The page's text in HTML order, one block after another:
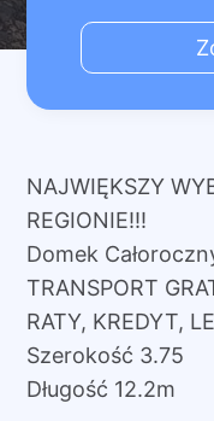
NAJWIĘKSZY
REGIONIE!!!
Domek
TRANSPORT
RATY, KREDYT,
Szerokość 3.75
Długość 12.2m